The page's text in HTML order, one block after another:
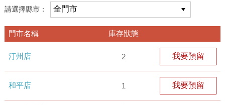
請選擇縣市：
門市名稱 庫存狀態
汀州店 2 我要預留
和平店 1 我要預留